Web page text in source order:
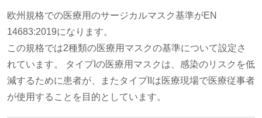
欧州規格での医療用のサージカルマスク基準がEN
14683:2019になります。
この規格では2種類の医療用マスクの基準について設定さ
れています。 タイプIの医療用マスクは、感染のリスクを低
減するために患者が、またタイプIIは医療現場で医療従事者
が使用することを目的としています。